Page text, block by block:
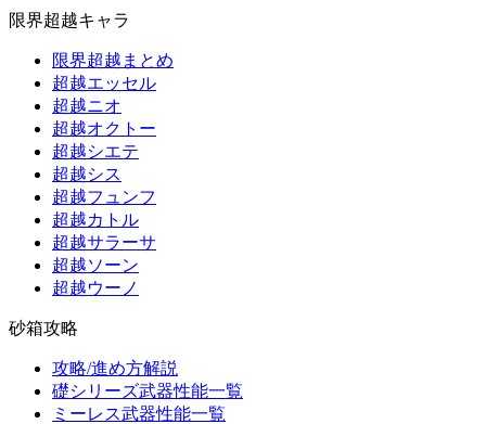
限界超越キャラ
限界超越まとめ
超越エッセル
超越ニオ
超越オクトー
超越シエテ
超越シス
超越フュンフ
超越カトル
超越サラーサ
超越ソーン
超越ウーノ
砂箱攻略
攻略/進め方解説
礎シリーズ武器性能一覧
ミーレス武器性能一覧